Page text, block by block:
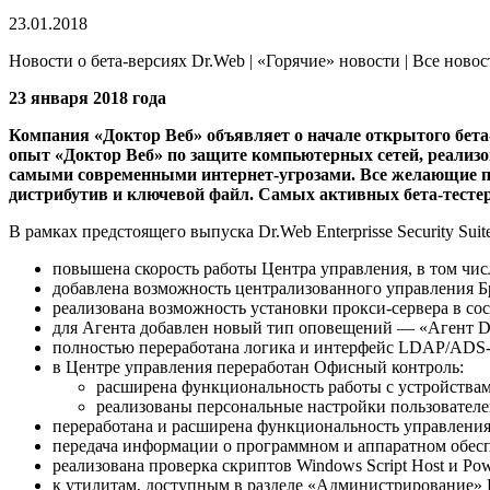
23.01.2018
Новости о бета-версиях Dr.Web | «Горячие» новости | Все
23 января 2018 года
Компания «Доктор Веб» объявляет о начале открытого
опыт «Доктор Веб» по защите компьютерных сетей,
самыми современными интернет-угрозами. Все желающие
дистрибутив и ключевой файл. Самых активных бета-
В рамках предстоящего выпуска Dr.Web Enterprisse Security
повышена скорость работы Центра управления, в том
добавлена возможность централизованного
реализована возможность установки прокси-сервера в
для Агента добавлен новый тип оповещений — «Агент
полностью переработана логика и интерфейс LDAP/
в Центре управления переработан Офисный контроль:
расширена функциональность работы с
реализованы персональные настройки
переработана и расширена функциональность
передача информации о программном и аппаратном
реализована проверка скриптов Windows Script Host и
к утилитам, доступным в разделе